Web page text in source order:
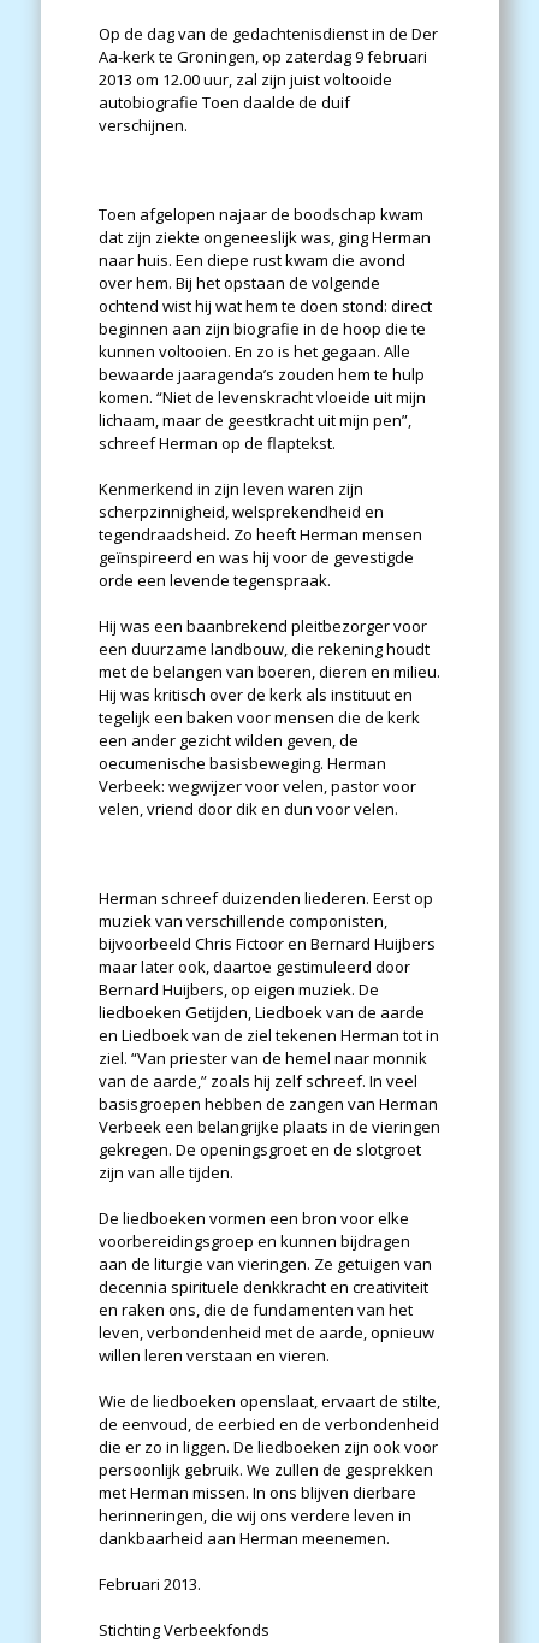
Op de dag van de gedachtenisdienst in de Der
Aa-kerk te Groningen, op zaterdag 9 februari
2013 om 12.00 uur, zal zijn juist voltooide
autobiografie Toen daalde de duif
verschijnen.
Toen afgelopen najaar de boodschap kwam
dat zijn ziekte ongeneeslijk was, ging Herman
naar huis. Een diepe rust kwam die avond
over hem. Bij het opstaan de volgende
ochtend wist hij wat hem te doen stond: direct
beginnen aan zijn biografie in de hoop die te
kunnen voltooien. En zo is het gegaan. Alle
bewaarde jaaragenda’s zouden hem te hulp
komen. “Niet de levenskracht vloeide uit mijn
lichaam, maar de geestkracht uit mijn pen”,
schreef Herman op de flaptekst.
Kenmerkend in zijn leven waren zijn
scherpzinnigheid, welsprekendheid en
tegendraadsheid. Zo heeft Herman mensen
geïnspireerd en was hij voor de gevestigde
orde een levende tegenspraak.
Hij was een baanbrekend pleitbezorger voor
een duurzame landbouw, die rekening houdt
met de belangen van boeren, dieren en milieu.
Hij was kritisch over de kerk als instituut en
tegelijk een baken voor mensen die de kerk
een ander gezicht wilden geven, de
oecumenische basisbeweging. Herman
Verbeek: wegwijzer voor velen, pastor voor
velen, vriend door dik en dun voor velen.
Herman schreef duizenden liederen. Eerst op
muziek van verschillende componisten,
bijvoorbeeld Chris Fictoor en Bernard Huijbers
maar later ook, daartoe gestimuleerd door
Bernard Huijbers, op eigen muziek. De
liedboeken Getijden, Liedboek van de aarde
en Liedboek van de ziel tekenen Herman tot in
ziel. “Van priester van de hemel naar monnik
van de aarde,” zoals hij zelf schreef. In veel
basisgroepen hebben de zangen van Herman
Verbeek een belangrijke plaats in de vieringen
gekregen. De openingsgroet en de slotgroet
zijn van alle tijden.
De liedboeken vormen een bron voor elke
voorbereidingsgroep en kunnen bijdragen
aan de liturgie van vieringen. Ze getuigen van
decennia spirituele denkkracht en creativiteit
en raken ons, die de fundamenten van het
leven, verbondenheid met de aarde, opnieuw
willen leren verstaan en vieren.
Wie de liedboeken openslaat, ervaart de stilte,
de eenvoud, de eerbied en de verbondenheid
die er zo in liggen. De liedboeken zijn ook voor
persoonlijk gebruik. We zullen de gesprekken
met Herman missen. In ons blijven dierbare
herinneringen, die wij ons verdere leven in
dankbaarheid aan Herman meenemen.
Februari 2013.
Stichting Verbeekfonds